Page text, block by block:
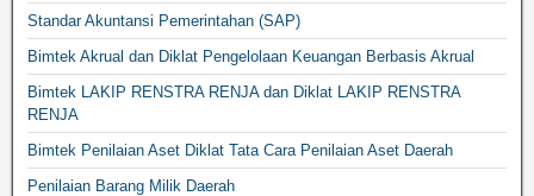
Standar Akuntansi Pemerintahan (SAP)
Bimtek Akrual dan Diklat Pengelolaan Keuangan Berbasis Akrual
Bimtek LAKIP RENSTRA RENJA dan Diklat LAKIP RENSTRA
RENJA
Bimtek Penilaian Aset Diklat Tata Cara Penilaian Aset Daerah
Penilaian Barang Milik Daerah